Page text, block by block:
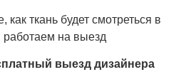
ткань будет смотреться в
на выезд
выезд дизайнера